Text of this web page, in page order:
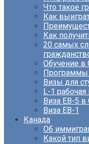
Что такое
Как
Как
20 самых
Обучение в
Визы для
L-1
Виза EB-5
Виза ЕВ-1
Канада
Об
Какой тип